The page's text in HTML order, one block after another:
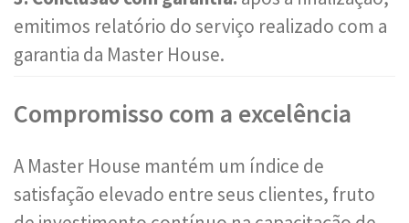
emitimos relatório do serviço realizado com a
garantia da Master House.
Compromisso com a excelência
A Master House mantém um índice de
satisfação elevado entre seus clientes, fruto